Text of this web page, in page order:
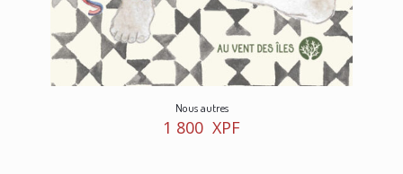
Nous autres
1 800 XPF